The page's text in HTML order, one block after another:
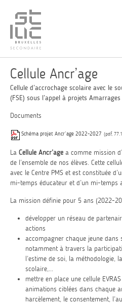
Cellule Ancr’age
Cellule d’accrochage scolaire avec le
(FSE) sous l’appel à projets
Documents
Schéma projet Ancr’age 2022-2027 (pdf,
La Cellule Ancr’age a comme mission
de l’ensemble de nos élèves. Cette
avec le Centre PMS et est constituée
mi-temps éducateur et d’un mi-temps
La mission définie pour 5 ans (2022-
développer un réseau de
actions
accompagner chaque jeune dans
notamment à travers la
l’estime de soi, la méthodologie,
scolaire,...
mettre en place une cellule
animations ciblées dans chaque
harcèlement, le consentement,